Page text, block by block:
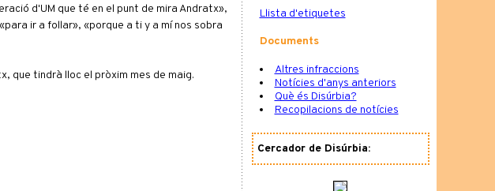
d'UM que té en el punt de mira Andratx»,
ir a follar», «porque a ti y a mí nos sobra
que tindrà lloc el pròxim mes de maig.
Llista d'etiquetes
Documents
Altres infraccions
Notícies d'anys anteriors
Què és Disúrbia?
Recopilacions de notícies
Cercador de Disúrbia: